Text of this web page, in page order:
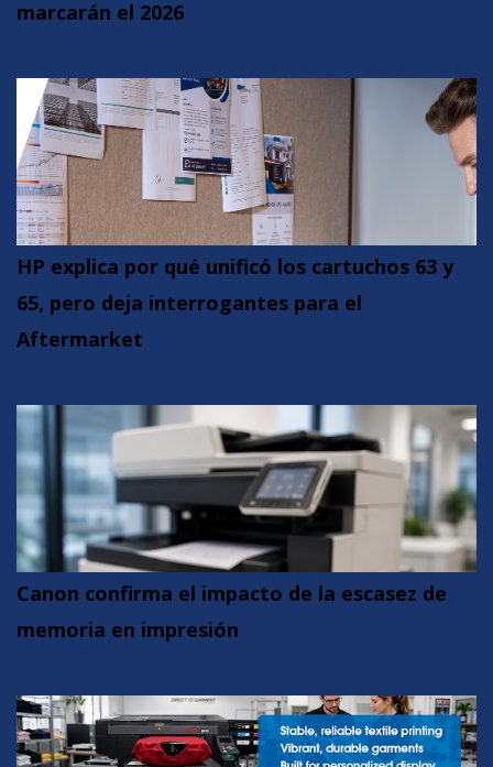
marcarán el 2026
HP explica por qué unificó los cartuchos 63 y
65, pero deja interrogantes para el
Aftermarket
Canon confirma el impacto de la escasez de
memoria en impresión